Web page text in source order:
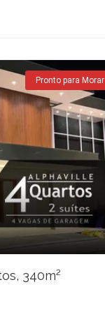
Pronto para Morar
340m²